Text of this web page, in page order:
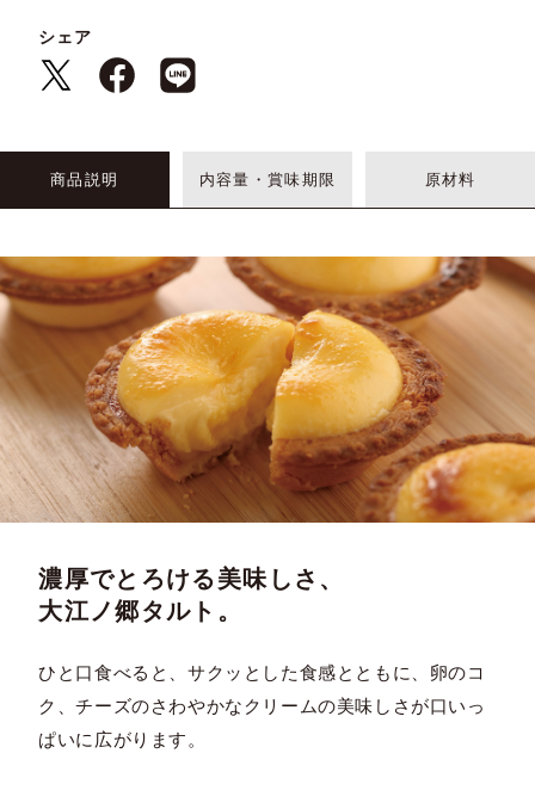
シェア
商品説明 内容量・賞味期限 原材料
濃厚でとろける美味しさ、
大江ノ郷タルト。
ひと口食べると、サクッとした食感とともに、卵のコ
ク、チーズのさわやかなクリームの美味しさが口いっ
ぱいに広がります。